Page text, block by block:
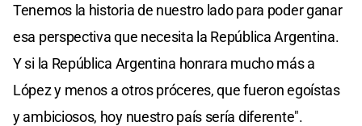
Tenemos la historia de nuestro lado para poder ganar
esa perspectiva que necesita la República Argentina.
Y si la República Argentina honrara mucho más a
López y menos a otros próceres, que fueron egoístas
y ambiciosos, hoy nuestro país sería diferente".